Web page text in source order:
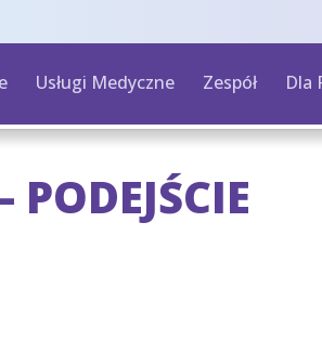
Usługi Medyczne Zespół Dla